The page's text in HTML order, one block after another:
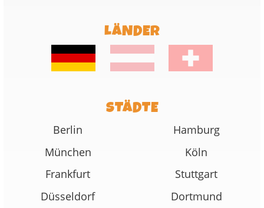
LÄNDER
STÄDTE
Berlin
Hamburg
München
Köln
Frankfurt
Stuttgart
Düsseldorf
Dortmund